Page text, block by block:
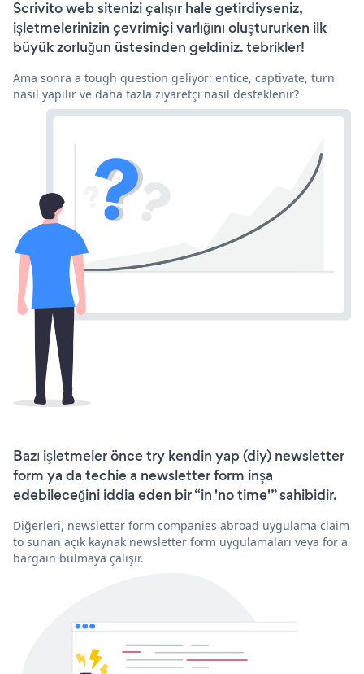
Scrivito web sitenizi çalışır hale getirdiyseniz,
işletmelerinizin çevrimiçi varlığını oluştururken ilk
büyük zorluğun üstesinden geldiniz. tebrikler!
Ama sonra a tough question geliyor: entice, captivate, turn
nasıl yapılır ve daha fazla ziyaretçi nasıl desteklenir?
Bazı işletmeler önce try kendin yap (diy) newsletter
form ya da techie a newsletter form inşa
edebileceğini iddia eden bir “in 'no time'” sahibidir.
Diğerleri, newsletter form companies abroad uygulama claim
to sunan açık kaynak newsletter form uygulamaları veya for a
bargain bulmaya çalışır.